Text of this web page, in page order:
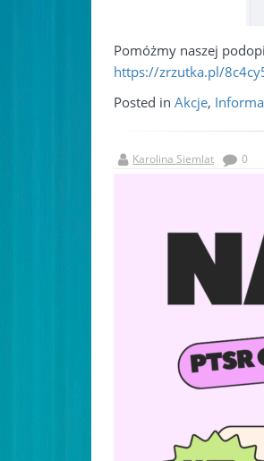
Pomóżmy naszej
https://zrzutka.pl/
Posted in Akcje,
Karolina Siemlat 0